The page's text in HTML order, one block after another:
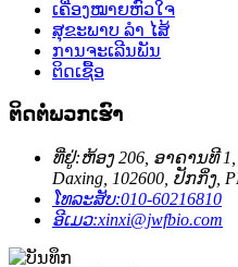
ເຄື່ອງໝາຍຫົວໃຈ
ສຸຂະພາບ ລຳ ໄສ້
ການຈະເລີນພັນ
ຕິດເຊື້ອ
ຕິດ​ຕໍ່​ພວກ​ເຮົາ
ທີ່ຢູ່:ຫ້ອງ 206, ອາຄານທີ
Daxing, 102600, ປັກກິ່ງ,
ໂທລະສັບ:010-60216810
ອີເມວ:xinxi@jwfbio.com